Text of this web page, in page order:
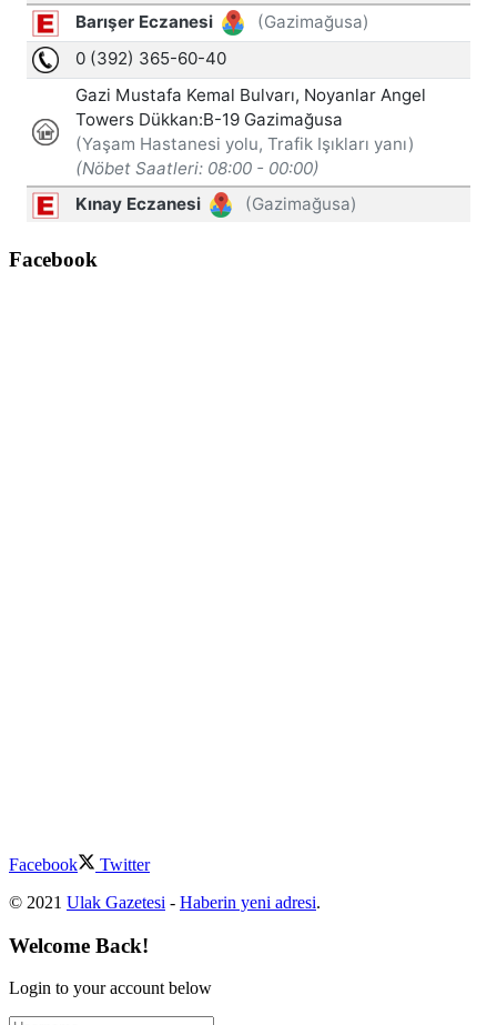
Facebook
Facebook
Twitter
© 2021 Ulak Gazetesi - Haberin yeni adresi.
Welcome Back!
Login to your account below